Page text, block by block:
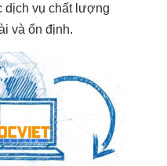
dịch vụ chất lượng
và ổn định.